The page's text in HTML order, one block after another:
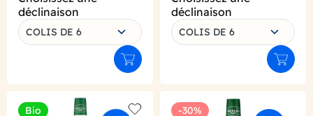
déclinaison
COLIS DE 6
Ajouter au panier
déclinaison
COLIS DE 6
Bio
-30%